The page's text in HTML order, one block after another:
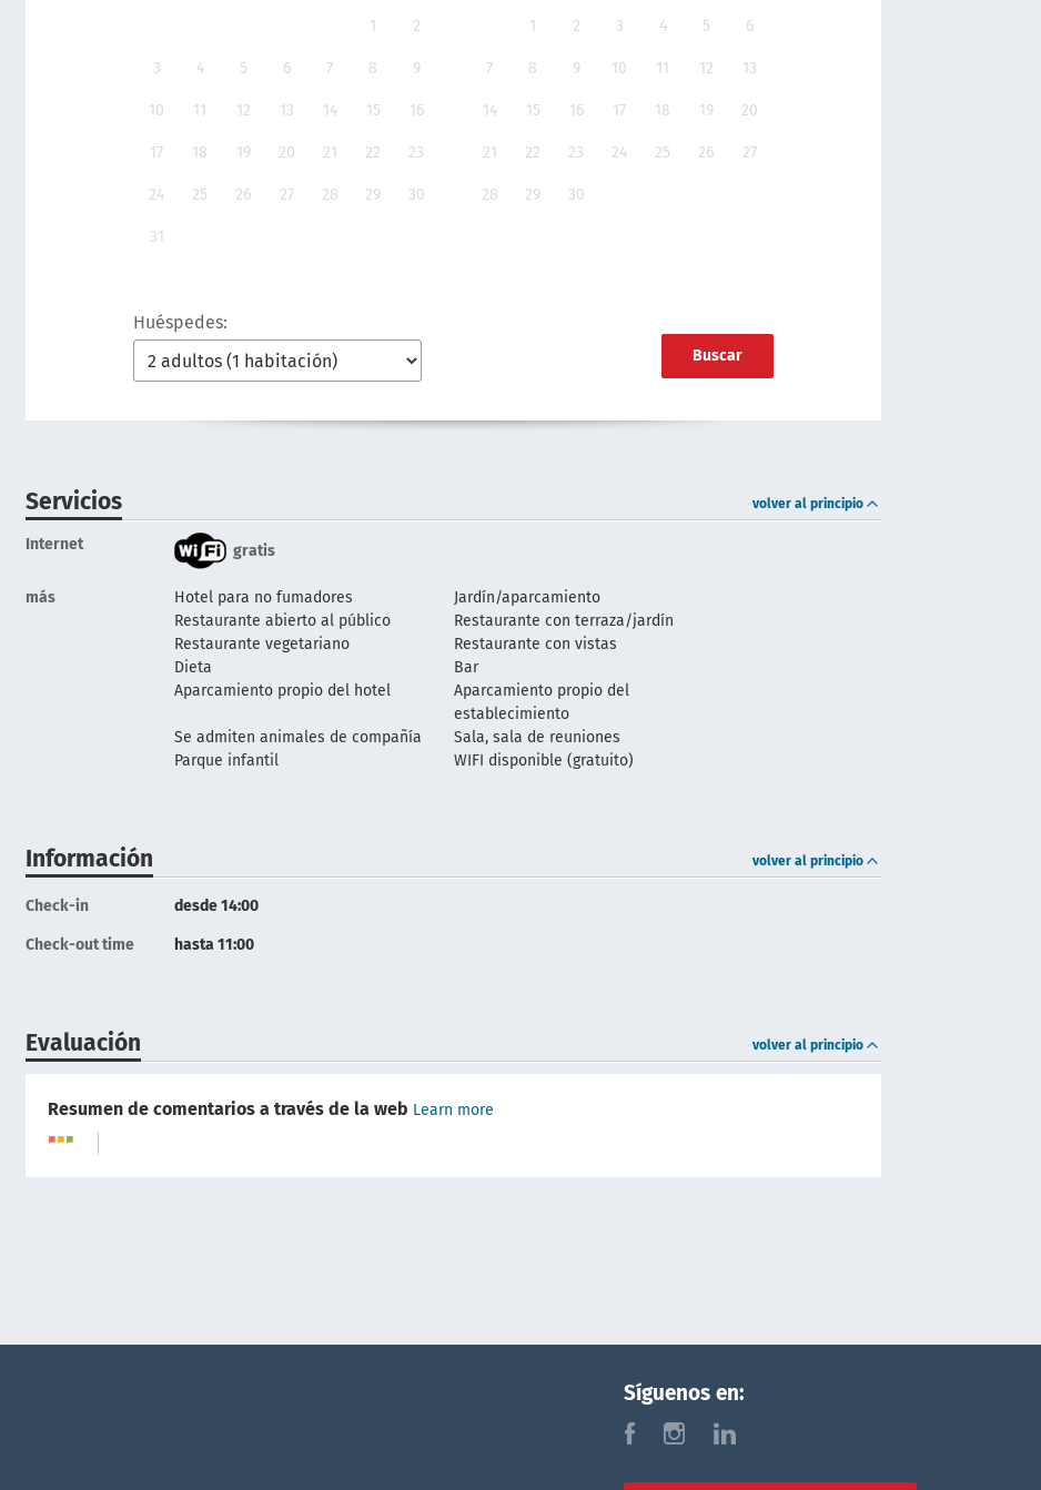
1 2
3 4 5 6 7 8 9
10 11 12 13 14 15 16
17 18 19 20 21 22 23
24 25 26 27 28 29 30
31
1 2 3 4 5 6
7 8 9 10 11 12 13
14 15 16 17 18 19 20
21 22 23 24 25 26 27
28 29 30
Huéspedes:
Buscar
Servicios volver al principio
Internet gratis
más Hotel para no fumadores
Jardín/aparcamiento
Restaurante abierto al público
Restaurante con terraza/jardín
Restaurante vegetariano
Restaurante con vistas
Dieta
Bar
Aparcamiento propio del hotel
Aparcamiento propio del
establecimiento
Se admiten animales de compañía
Sala, sala de reuniones
Parque infantil
WIFI disponible (gratuito)
Información volver al principio
Check-in desde 14:00
Check-out time hasta 11:00
Evaluación volver al principio
Resumen de comentarios a través de la web Learn more
Síguenos en:
f i l